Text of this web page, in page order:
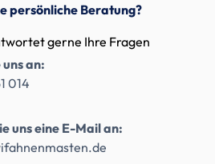
persönliche Beratung?
gerne Ihre Fragen
uns an:
014
uns eine E-Mail an: